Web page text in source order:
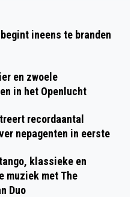
60
IN 2026
EN HET
IN HARTJE
ineens te branden
en zwoele
in het Openlucht
recordaantal
nepagenten in eerste
klassieke en
muziek met The
Duo